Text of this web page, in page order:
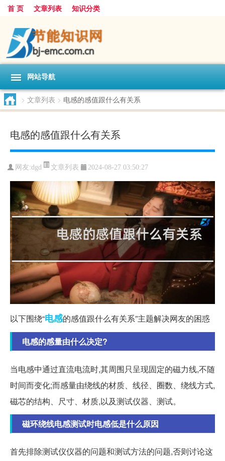
首 页 文章列表 知识分类
网站导航
> 文章列表 > 电感的感值跟什么有关系
电感的感值跟什么有关系
网友:dgd 文章列表 2024-08-27 03:50:27
以下围绕“电感的感值跟什么有关系”主题解决网友的困惑
电感的感量由什么决定?
当电感中通过直流电流时,其周围只呈现固定的磁力线,不随
时间而变化;而感量由绕线的材质、线径、圈数、绕线方式,
磁芯的结构、尺寸、材质,以及测试仪器、测试。
磁环绕线电感测试时电感低是什么原因
首先排除测试仪仪器的问题和测试方法的问题,否则讨论这